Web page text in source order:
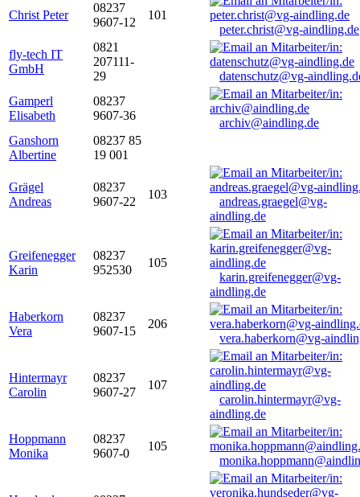
Christ Peter
08237
9607-12
101
peter.christ@vg-aindling.de
fly-tech IT
GmbH
0821
207111-
29
datenschutz@vg-
Gamperl
Elisabeth
08237
9607-36
archiv@aindling.de
Ganshorn
Albertine
08237 85
19 001
Grägel
Andreas
08237
9607-22
103
andreas.graegel@vg-
aindling.de
Greifenegger
Karin
08237
952530
105
karin.greifenegger@vg-
aindling.de
Haberkorn
Vera
08237
9607-15
206
vera.haberkorn@vg-
Hintermayr
Carolin
08237
9607-27
107
carolin.hintermayr@vg-
aindling.de
Hoppmann
Monika
08237
9607-0
105